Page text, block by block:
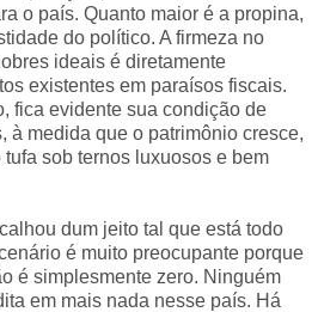
o país. Quanto maior é a propina,
do político. A firmeza no
ideais é diretamente
existentes em paraísos fiscais.
fica evidente sua condição de
à medida que o patrimônio cresce,
sob ternos luxuosos e bem
dum jeito tal que está todo
é muito preocupante porque
é simplesmente zero. Ninguém
em mais nada nesse país. Há